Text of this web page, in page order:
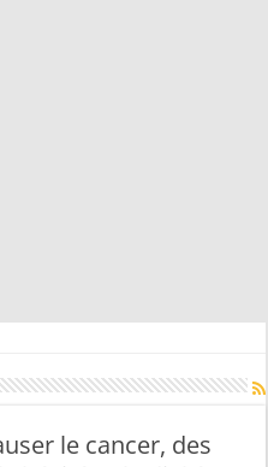
le cancer, des